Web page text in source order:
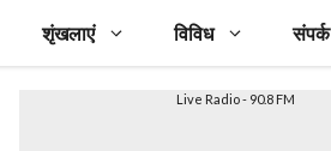
शृंखलाएं विविध संपर्क
Live Radio - 90.8 FM